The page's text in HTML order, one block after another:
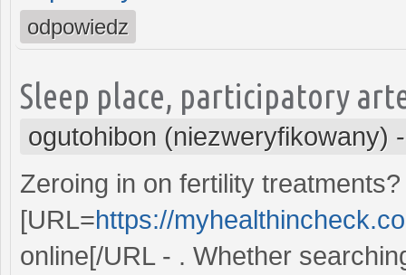
odpowiedz
Sleep place, participatory
ogutohibon (niezweryfikowany)
Zeroing in on fertility
[URL=https://
online[/URL - . Whether